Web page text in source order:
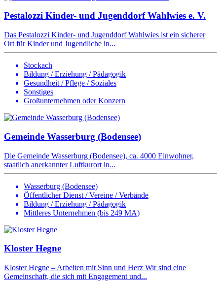
Pestalozzi Kinder- und Jugenddorf Wahlwies e. V.
Das Pestalozzi Kinder- und Jugenddorf Wahlwies ist ein sicherer
Ort für Kinder und Jugendliche in...
Stockach
Bildung / Erziehung / Pädagogik
Gesundheit / Pflege / Soziales
Sonstiges
Großunternehmen oder Konzern
Gemeinde Wasserburg (Bodensee)
Die Gemeinde Wasserburg (Bodensee), ca. 4000 Einwohner,
staatlich anerkannter Luftkurort in...
Wasserburg (Bodensee)
Öffentlicher Dienst / Vereine / Verbände
Bildung / Erziehung / Pädagogik
Mittleres Unternehmen (bis 249 MA)
Kloster Hegne
Kloster Hegne – Arbeiten mit Sinn und Herz Wir sind eine
Gemeinschaft, die sich mit Engagement und...